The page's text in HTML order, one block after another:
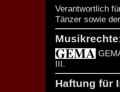
Verantwortlich
Tänzer sowie
III.
Haftung für